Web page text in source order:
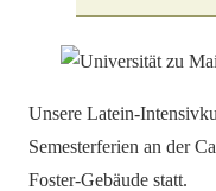
Unsere Latein-
Semesterferien an der
Foster-Gebäude statt.